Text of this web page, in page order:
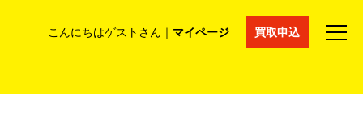
こんにちはゲストさん｜ マイページ 買取申込
コラム マイページ 採用情報 通販サイト